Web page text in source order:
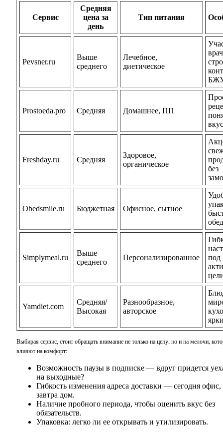
Сервис
Средняя
цена за
день
Тип питания
Pevsner.ru
Выше
среднего
Лечебное,
диетическое
Prostoeda.pro Средняя Домашнее, ПП
вкус
Freshday.ru Средняя
Здоровое,
органическое
без
Obedsmile.ru Бюджетная Офисное, сытное
Simplymeal.ru
Выше
среднего
Персонализированное
под
Yamdiet.com
Средняя/
Высокая
Разнообразное,
авторское
Выбирая сервис, стоит обращать внимание не только на цену, но и на мелочи,
влияют на комфорт:
Возможность паузы в подписке — вдруг придется
на выходные?
Гибкость изменения адреса доставки — сегодня офис,
завтра дом.
Наличие пробного периода, чтобы оценить вкус без
обязательств.
Упаковка: легко ли ее открывать и утилизировать.